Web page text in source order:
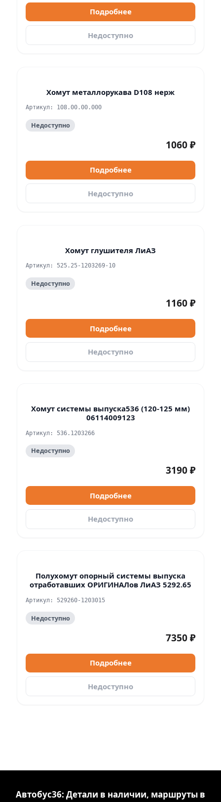
Подробнее
Недоступно
Хомут металлорукава D108 нерж
Артикул: 108.00.00.000
Недоступно
1060 ₽
Подробнее
Недоступно
Хомут глушителя ЛиАЗ
Артикул: 525.25-1203269-10
Недоступно
1160 ₽
Подробнее
Недоступно
Хомут системы выпуска536 (120-125 мм)
06114009123
Артикул: 536.1203266
Недоступно
3190 ₽
Подробнее
Недоступно
Полухомут опорный системы выпуска
отработавших ОРИГИНАЛов ЛиАЗ 5292.65
Артикул: 529260-1203015
Недоступно
7350 ₽
Подробнее
Недоступно
Автобус36: Детали в наличии, маршруты в